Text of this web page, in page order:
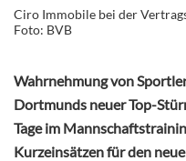
Ciro Immobile bei der
Foto: BVB
Wahrnehmung von
Dortmunds neuer Top-
Tage im
Kurzeinsätzen für den